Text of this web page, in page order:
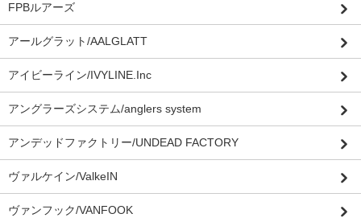
FPBルアーズ
アールグラット/AALGLATT
アイビーライン/IVYLINE.Inc
アングラーズシステム/anglers system
アンデッドファクトリー/UNDEAD FACTORY
ヴァルケイン/ValkeIN
ヴァンフック/VANFOOK